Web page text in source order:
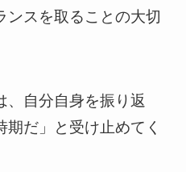
ンスを取ることの大切
、自分自身を振り返
期だ」と受け止めてく